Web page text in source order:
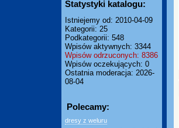
Statystyki katalogu:
Istniejemy od: 2010-04-09
Kategorii: 25
Podkategorii: 548
Wpisów aktywnych: 3344
Wpisów odrzuconych: 8386
Wpisów oczekujących: 0
Ostatnia moderacja: 2026-
08-04
Polecamy:
dresy z weluru